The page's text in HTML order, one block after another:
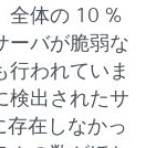
全体の 10 %
ーバが脆弱な
行われていま
検出されたサ
存在しなかっ